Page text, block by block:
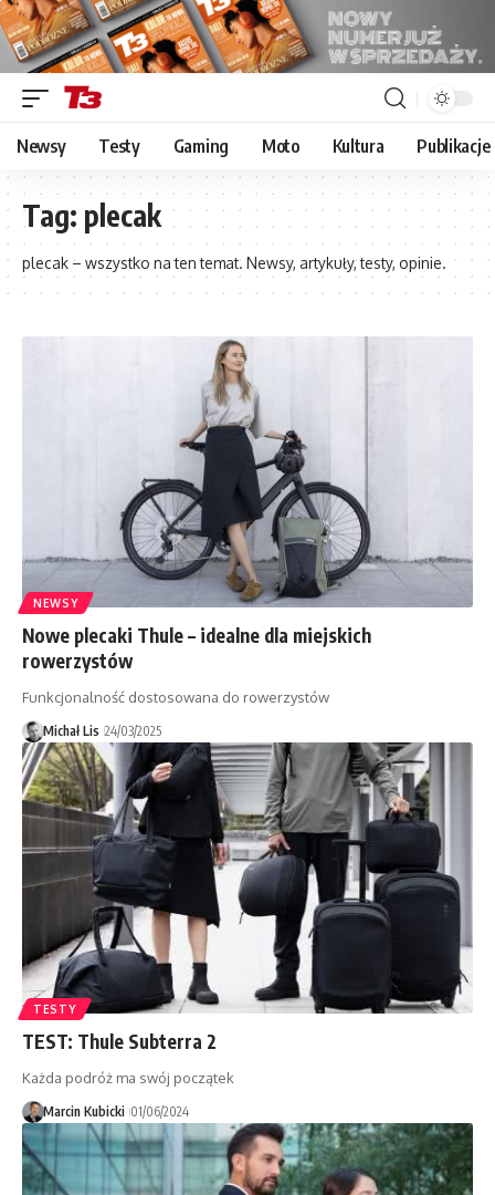
Newsy Testy Gaming Moto Kultura Publikacje
Tag: plecak
plecak – wszystko na ten temat. Newsy, artykuły, testy, opinie.
NEWSY
Nowe plecaki Thule – idealne dla miejskich
rowerzystów
Funkcjonalność dostosowana do rowerzystów
Michał Lis 24/03/2025
TESTY
TEST: Thule Subterra 2
Każda podróż ma swój początek
Marcin Kubicki 01/06/2024